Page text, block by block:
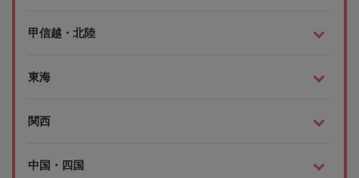
甲信越・北陸
東海
関西
中国・四国